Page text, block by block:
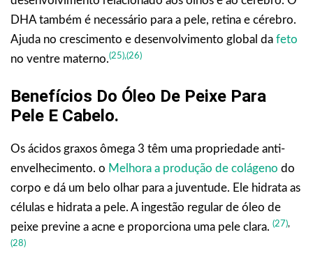
DHA também é necessário para a pele, retina e cérebro.
Ajuda no crescimento e desenvolvimento global da feto
no ventre materno.(25),(26)
Benefícios Do Óleo De Peixe Para
Pele E Cabelo.
Os ácidos graxos ômega 3 têm uma propriedade anti-
envelhecimento. o Melhora a produção de colágeno do
corpo e dá um belo olhar para a juventude. Ele hidrata as
células e hidrata a pele. A ingestão regular de óleo de
peixe previne a acne e proporciona uma pele clara. (27),
(28)